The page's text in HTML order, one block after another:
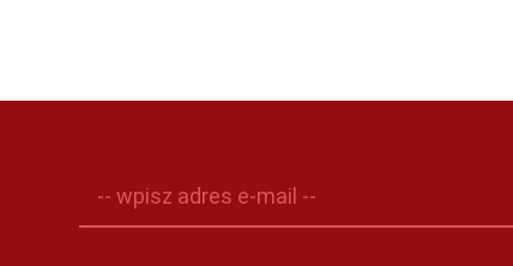
-- wpisz adres e-mail --